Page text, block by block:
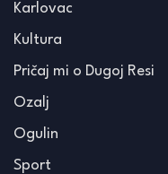
Karlovac
Kultura
Pričaj mi o Dugoj Resi
Ozalj
Ogulin
Sport